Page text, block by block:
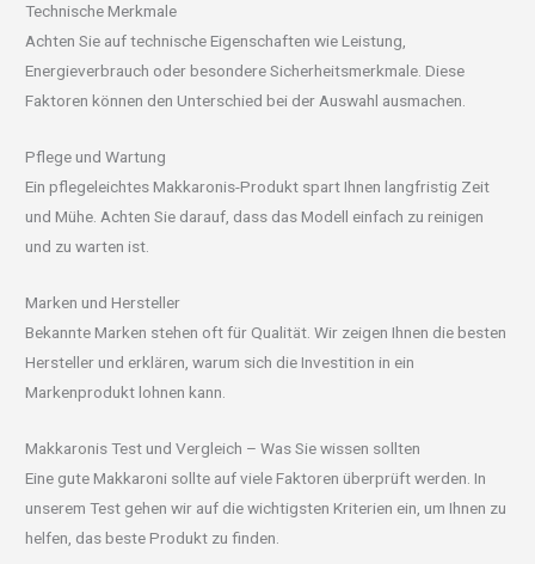
Technische Merkmale
Achten Sie auf technische Eigenschaften wie Leistung,
Energieverbrauch oder besondere Sicherheitsmerkmale. Diese
Faktoren können den Unterschied bei der Auswahl ausmachen.
Pflege und Wartung
Ein pflegeleichtes Makkaronis-Produkt spart Ihnen langfristig Zeit
und Mühe. Achten Sie darauf, dass das Modell einfach zu reinigen
und zu warten ist.
Marken und Hersteller
Bekannte Marken stehen oft für Qualität. Wir zeigen Ihnen die besten
Hersteller und erklären, warum sich die Investition in ein
Markenprodukt lohnen kann.
Makkaronis Test und Vergleich – Was Sie wissen sollten
Eine gute Makkaroni sollte auf viele Faktoren überprüft werden. In
unserem Test gehen wir auf die wichtigsten Kriterien ein, um Ihnen zu
helfen, das beste Produkt zu finden.